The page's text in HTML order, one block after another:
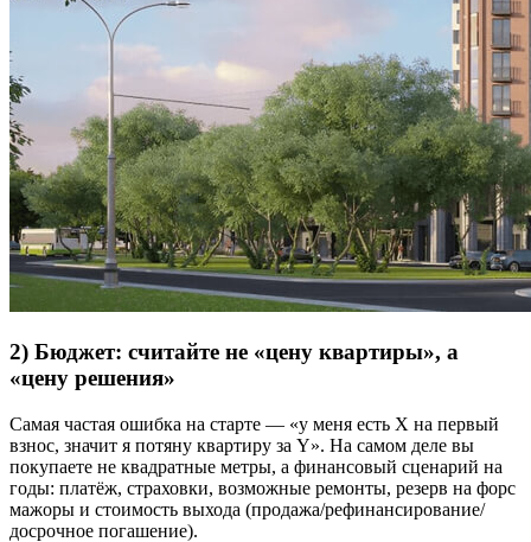
2) Бюджет: считайте не «цену квартиры», а
«цену решения»
Самая частая ошибка на старте — «у меня есть X на первый
взнос, значит я потяну квартиру за Y». На самом деле вы
покупаете не квадратные метры, а финансовый сценарий на
годы: платёж, страховки, возможные ремонты, резерв на форс
мажоры и стоимость выхода (продажа/рефинансирование/
досрочное погашение).